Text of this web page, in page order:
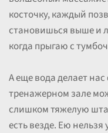
косточку, каждый
становишься выше и
когда прыгаю с
А еще вода делает
тренажерном зале
слишком тяжелую
есть везде. Ею нельзя